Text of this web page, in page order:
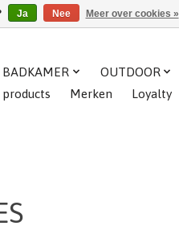
BADKAMER OUTDOOR
products Merken Loyalty
Ja Nee Meer over cookies »